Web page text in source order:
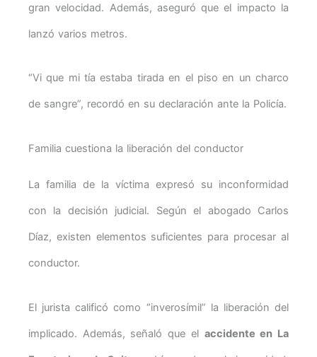
gran velocidad. Además, aseguró que el impacto la
lanzó varios metros.
“Vi que mi tía estaba tirada en el piso en un charco
de sangre”, recordó en su declaración ante la Policía.
Familia cuestiona la liberación del conductor
La familia de la víctima expresó su inconformidad
con la decisión judicial. Según el abogado Carlos
Díaz, existen elementos suficientes para procesar al
conductor.
El jurista calificó como “inverosímil” la liberación del
implicado. Además, señaló que el accidente en La